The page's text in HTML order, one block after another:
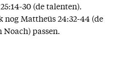
30 (de talenten).
Mattheüs 24:32-44 (de
Noach) passen.